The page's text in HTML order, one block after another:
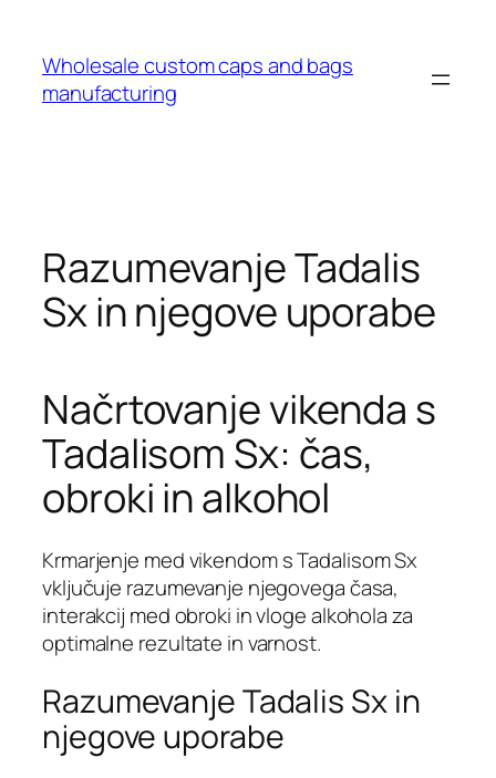
Wholesale custom caps and bags
manufacturing
Razumevanje Tadalis
Sx in njegove uporabe
Načrtovanje vikenda s
Tadalisom Sx: čas,
obroki in alkohol
Krmarjenje med vikendom s Tadalisom Sx
vključuje razumevanje njegovega časa,
interakcij med obroki in vloge alkohola za
optimalne rezultate in varnost.
Razumevanje Tadalis Sx in
njegove uporabe